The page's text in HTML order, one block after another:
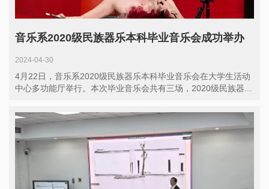
音乐系2020级民族器乐本科毕业音乐会成功举办
2024-04-30
4月22日，音乐系2020级民族器乐本科毕业音乐会在大学生活动
中心多功能厅举行。本次毕业音乐会共有三场，2020级民族器...